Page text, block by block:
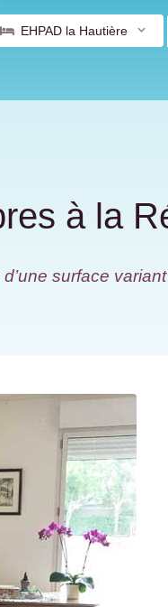
EHPAD la Hautière
à la
surface